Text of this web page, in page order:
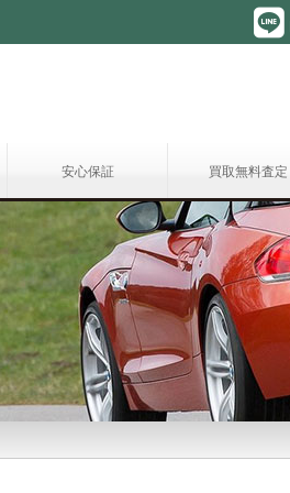
安心保証 買取無料査定